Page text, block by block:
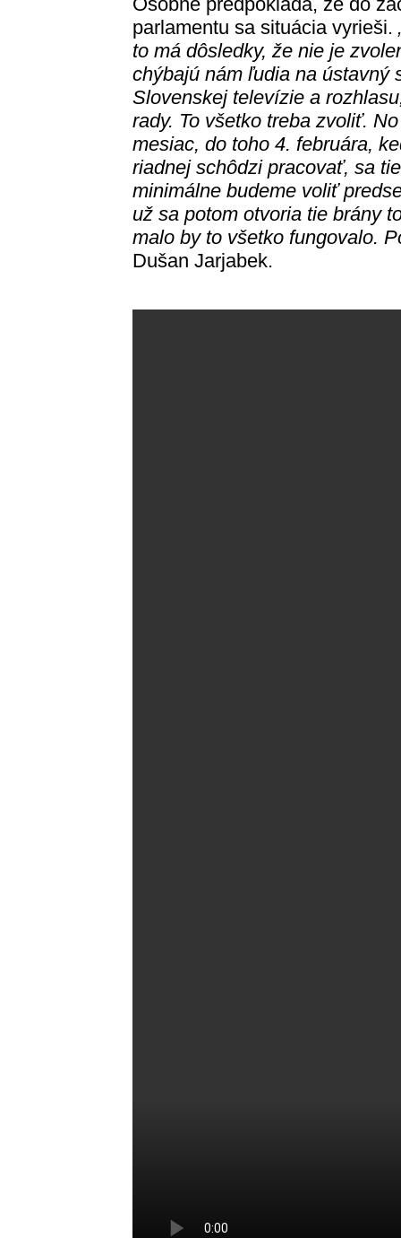
parlamentu sa situácia vyrieši.
to má dôsledky, že nie je
chýbajú nám ľudia na ústavný
Slovenskej televízie a
rady. To všetko treba zvoliť.
mesiac, do toho 4. februára,
riadnej schôdzi pracovať, sa
minimálne budeme voliť
už sa potom otvoria tie brány
malo by to všetko fungovalo.
Dušan Jarjabek.